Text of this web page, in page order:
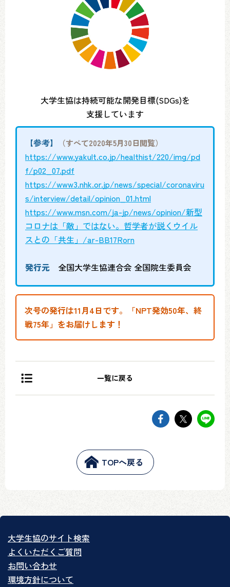
大学生協は持続可能な開発目標(SDGs)を
支援しています
【参考】 （すべて2020年5月30日閲覧）
https://www.yakult.co.jp/healthist/220/img/pd
f/p02_07.pdf
https://www3.nhk.or.jp/news/special/coronaviru
s/interview/detail/opinion_01.html
https://www.msn.com/ja-jp/news/opinion/新型
コロナは「敵」ではない。哲学者が説くウイル
スとの「共生」/ar-BB17Rorn
発行元 全国大学生協連合会 全国院生委員会
次号の発行は11月4日です。「NPT発効50年、終
戦75年」をお届けします！
一覧に戻る
facebookで
twitterで
TOPへ戻る
大学生協のサイト検索
よくいただくご質問
お問い合わせ
環境方針について